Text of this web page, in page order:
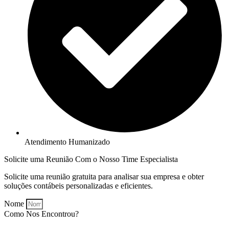
Atendimento Humanizado
Solicite uma Reunião Com o Nosso Time Especialista
Solicite uma reunião gratuita para analisar sua empresa e obter
soluções contábeis personalizadas e eficientes.
Nome
Como Nos Encontrou?